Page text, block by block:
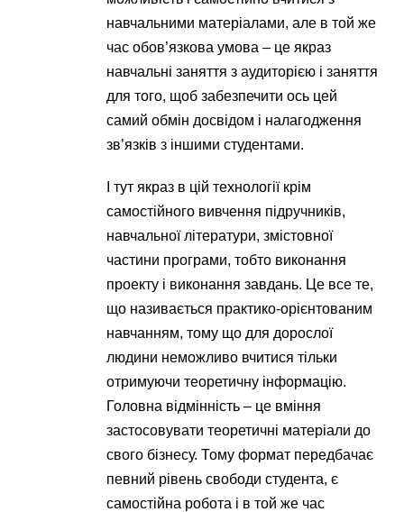
навчальними матеріалами, але в той же
час обов’язкова умова – це якраз
навчальні заняття з аудиторією і заняття
для того, щоб забезпечити ось цей
самий обмін досвідом і налагодження
зв’язків з іншими студентами.
І тут якраз в цій технології крім
самостійного вивчення підручників,
навчальної літератури, змістовної
частини програми, тобто виконання
проекту і виконання завдань. Це все те,
що називається практико-орієнтованим
навчанням, тому що для дорослої
людини неможливо вчитися тільки
отримуючи теоретичну інформацію.
Головна відмінність – це вміння
застосовувати теоретичні матеріали до
свого бізнесу. Тому формат передбачає
певний рівень свободи студента, є
самостійна робота і в той же час